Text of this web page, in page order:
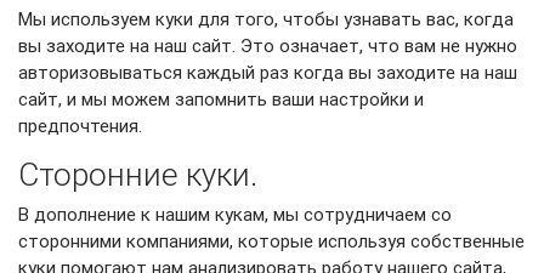
Мы используем куки для того, чтобы узнавать вас, когда
вы заходите на наш сайт. Это означает, что вам не нужно
авторизовываться каждый раз когда вы заходите на наш
сайт, и мы можем запомнить ваши настройки и
предпочтения.
Сторонние куки.
В дополнение к нашим кукам, мы сотрудничаем со
сторонними компаниями, которые используя собственные
куки помогают нам анализировать работу нашего сайта,